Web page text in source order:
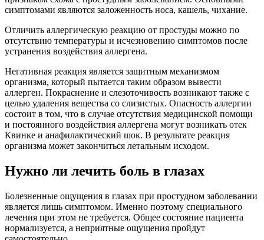
симптомами являются заложенность носа, кашель, чихание.
Отличить аллергическую реакцию от простуды можно по
отсутствию температуры и исчезновению симптомов после
устранения воздействия аллергена.
Негативная реакция является защитным механизмом
организма, который пытается таким образом вывести
аллерген. Покраснение и слезоточивость возникают также с
целью удаления вещества со слизистых. Опасность аллергии
состоит в том, что в случае отсутствия медицинской помощи
и постоянного воздействия аллергена могут возникать отек
Квинке и анафилактический шок. В результате реакция
организма может закончиться летальным исходом.
Нужно ли лечить боль в глазах
Болезненные ощущения в глазах при простудном заболевании
является лишь симптомом. Именно поэтому специального
лечения при этом не требуется. Общее состояние пациента
нормализуется, а неприятные ощущения пройдут